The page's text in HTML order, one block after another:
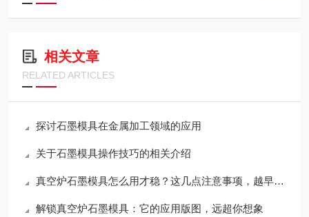
相关文章
RELATED ARTICLES
探讨石墨模具在金属加工领域的应用
关于石墨模具操作技巧的相关介绍
真空炉石墨模具怎么用才稳？这几点注意事项，越早知道越省心
解锁真空炉石墨模具：它的应用版图，远超你想象